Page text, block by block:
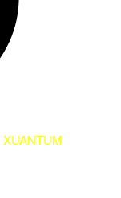
XUANTUM